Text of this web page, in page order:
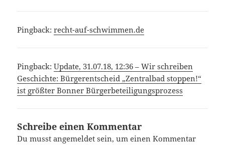
Pingback:recht-auf-schwimmen.de
Pingback:Update, 31.07.18, 12:36 – Wir schreiben
Geschichte: Bürgerentscheid „Zentralbad stoppen!“
ist größter Bonner Bürgerbeteiligungsprozess
Schreibe einen Kommentar
Du musstangemeldet sein, um einen Kommentar